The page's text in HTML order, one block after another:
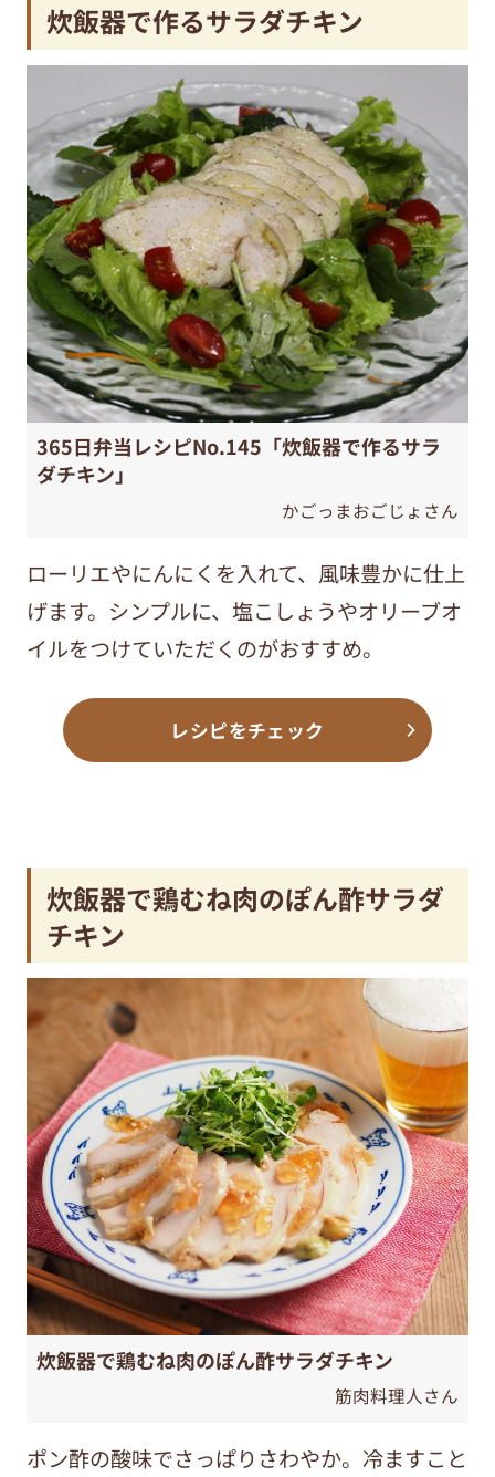
炊飯器で作るサラダチキン
365日弁当レシピNo.145「炊飯器で作るサラ
ダチキン」
かごっまおごじょさん
ローリエやにんにくを入れて、風味豊かに仕上
げます。シンプルに、塩こしょうやオリーブオ
イルをつけていただくのがおすすめ。
レシピをチェック
炊飯器で鶏むね肉のぽん酢サラダ
チキン
炊飯器で鶏むね肉のぽん酢サラダチキン
筋肉料理人さん
ポン酢の酸味でさっぱりさわやか。冷ますこと